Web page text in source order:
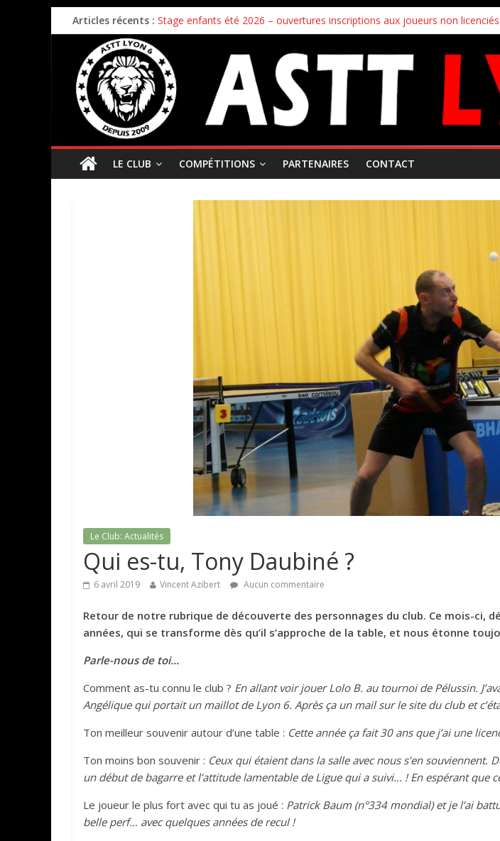
Articles récents : Stage enfants été 2026 – ouvertures inscriptions aux joueurs non
Championnat par équipes – 21/22 Mars 2026
Bilan de la première phase des championnats par équipes
Bilan de fin de saison pour nos équipes
Inscriptions 2026/2027 – c’est parti !
LE CLUB COMPÉTITIONS PARTENAIRES CONTACT
Le Club: Actualités
Qui es-tu, Tony Daubiné ?
6 avril 2019 Vincent Azibert Aucun commentaire
Retour de notre rubrique de découverte des personnages du club. Ce mois-ci,
années, qui se transforme dès qu’il s’approche de la table, et nous étonne
Parle-nous de toi…
Comment as-tu connu le club ? En allant voir jouer Lolo B. au tournoi de Pélussin.
Angélique qui portait un maillot de Lyon 6. Après ça un mail sur le site du club et
Ton meilleur souvenir autour d’une table : Cette année ça fait 30 ans que j’ai une
Ton moins bon souvenir : Ceux qui étaient dans la salle avec nous s’en
un début de bagarre et l’attitude lamentable de Ligue qui a suivi… ! En espérant que
Le joueur le plus fort avec qui tu as joué : Patrick Baum (n°334 mondial) et je l’ai
belle perf… avec quelques années de recul !